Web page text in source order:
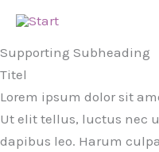
Zum
springen
Supporting Subheading
Titel
Lorem ipsum dolor sit
Ut elit tellus, luctus nec
dapibus leo. Harum